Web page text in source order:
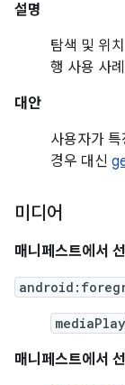
설명
탐색 및 위
행 사용 사례
대안
사용자가
경우 대신
미디어
매니페스트에서
매니페스트에서